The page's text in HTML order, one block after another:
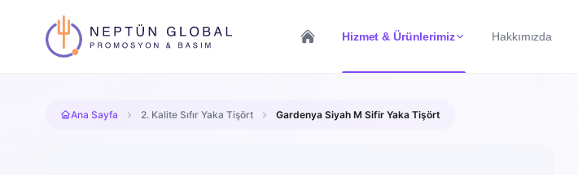
Hizmet & Ürünlerimiz Hakkımızda
Ana Sayfa 2. Kalite Sıfır Yaka Tişört Gardenya Siyah M Sifir Yaka Tişört